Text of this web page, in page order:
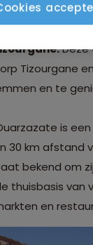
de locatie
plek om te
Deze
Tizourgane
en te
is
30 km afstand
bekend om
thuisbasis van
en